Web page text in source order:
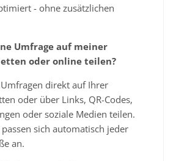
- ohne zusätzlichen
Umfrage auf meiner
oder online teilen?
Umfragen direkt auf Ihrer
oder über Links, QR-Codes,
oder soziale Medien teilen.
sich automatisch jeder
an.